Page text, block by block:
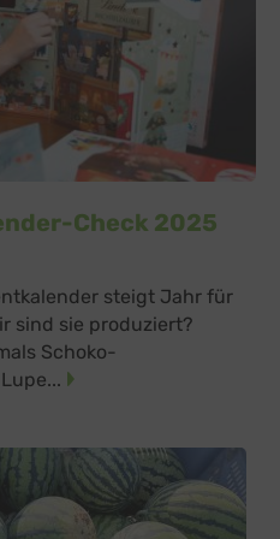
Check 2025
steigt Jahr für
sind sie produziert?
Schoko-